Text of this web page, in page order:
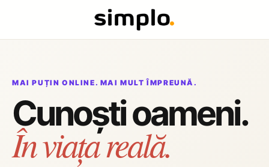
MAI PUȚIN ONLINE. MAI MULT ÎMPREUNĂ.
Cunoști oameni.
În viața reală.